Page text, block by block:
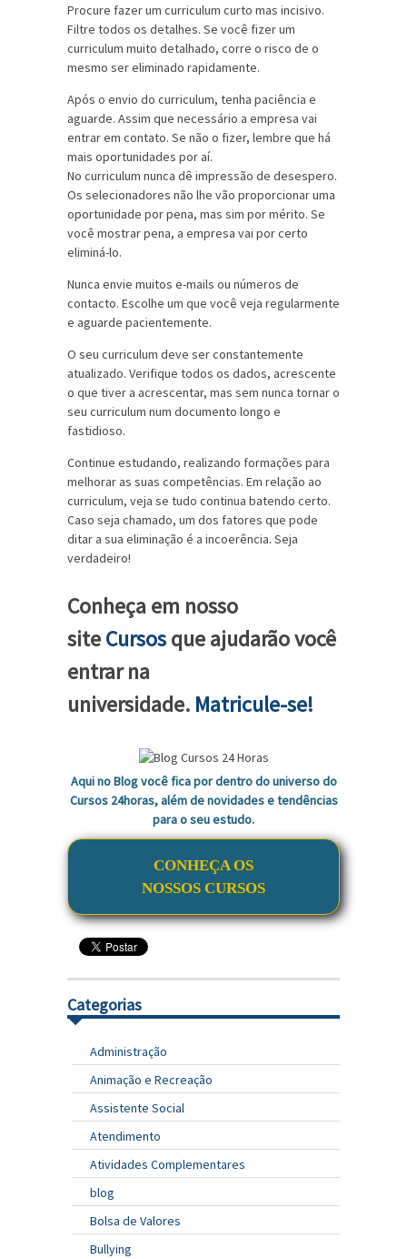
Procure fazer um curriculum curto mas incisivo.
Filtre todos os detalhes. Se você fizer um
curriculum muito detalhado, corre o risco de o
mesmo ser eliminado rapidamente.
Após o envio do curriculum, tenha paciência e
aguarde. Assim que necessário a empresa vai
entrar em contato. Se não o fizer, lembre que há
mais oportunidades por aí.
No curriculum nunca dê impressão de desespero.
Os selecionadores não lhe vão proporcionar uma
oportunidade por pena, mas sim por mérito. Se
você mostrar pena, a empresa vai por certo
eliminá-lo.
Nunca envie muitos e-mails ou números de
contacto. Escolhe um que você veja regularmente
e aguarde pacientemente.
O seu curriculum deve ser constantemente
atualizado. Verifique todos os dados, acrescente
o que tiver a acrescentar, mas sem nunca tornar o
seu curriculum num documento longo e
fastidioso.
Continue estudando, realizando formações para
melhorar as suas competências. Em relação ao
curriculum, veja se tudo continua batendo certo.
Caso seja chamado, um dos fatores que pode
ditar a sua eliminação é a incoerência. Seja
verdadeiro!
Conheça em nosso
siteCursosque ajudarão você
entrar na
universidade. Matricule-se!
Aqui no Blog você fica por dentro do universo do
Cursos 24horas, além de novidades e tendências
para o seu estudo.
CONHEÇA OS
NOSSOS CURSOS
Categorias
Administração
Animação e Recreação
Assistente Social
Atendimento
Atividades Complementares
blog
Bolsa de Valores
Bullying